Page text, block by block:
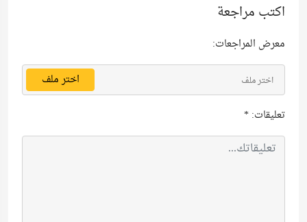
اكتب مراجعة
معرض المراجعات:
اختر ملف
اختر ملف
تعليقات:*